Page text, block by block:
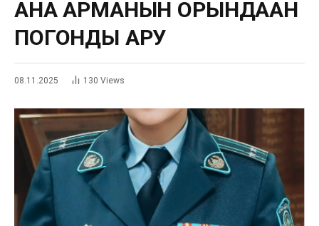
АНА АРМАНЫН ОРЫНДАҒАН
ПОГОНДЫ АРУ
08.11.2025 130 Views